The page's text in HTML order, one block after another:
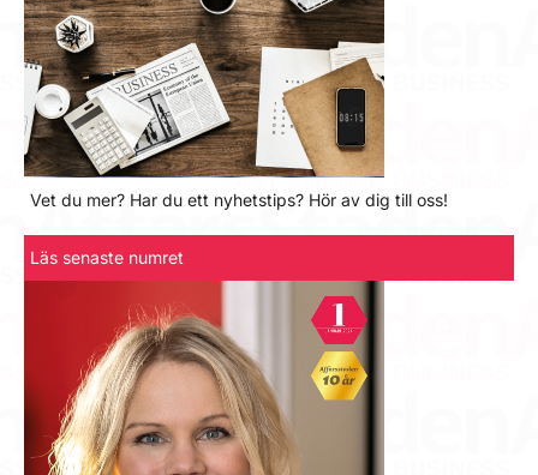
Vet du mer? Har du ett nyhetstips? Hör av dig till oss!
Läs senaste numret